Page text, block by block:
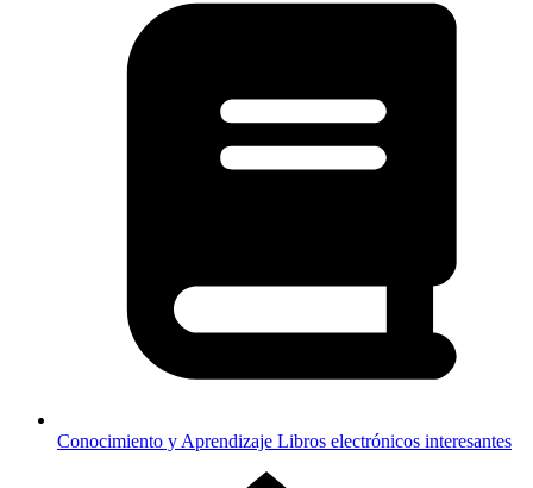
Conocimiento y Aprendizaje Libros electrónicos interesantes